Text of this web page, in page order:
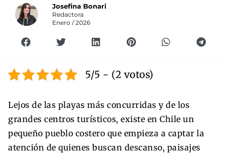
Josefina Bonari
Redactora
Enero / 2026
5/5 - (2 votos)
Lejos de las playas más concurridas y de los
grandes centros turísticos, existe en Chile un
pequeño pueblo costero que empieza a captar la
atención de quienes buscan descanso, paisajes